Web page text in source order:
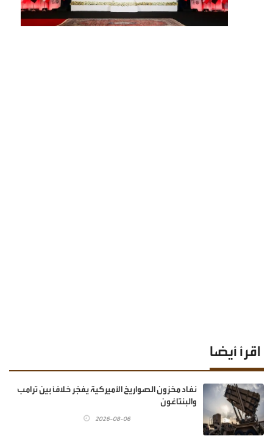
اقرأ أيضا
نفاد مخزون الصواريخ الأميركية يفجّر خلافًا بين ترامب
والبنتاغون
2026-08-06